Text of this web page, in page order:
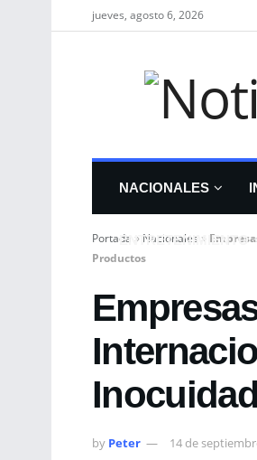
jueves, agosto 6, 2026
NACIONALES
ENTRETENIMIENTO
Portada » Nacionales »
Productos
by Peter 14 de